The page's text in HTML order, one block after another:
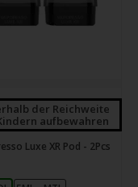
der Reichweite
aufbewahren
Luxe XR Pod - 2Pcs